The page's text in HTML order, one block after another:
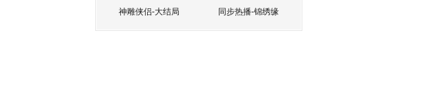
神雕侠侣-大结局 同步热播-锦绣缘